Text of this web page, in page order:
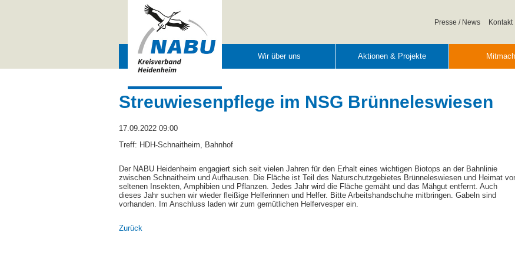
Navigation
Presse / News Kontakt
Navigation
überspringen
Wir über uns Aktionen & Projekte
Streuwiesenpflege im NSG Brünneleswiesen
17.09.2022 09:00
Treff: HDH-Schnaitheim, Bahnhof
Der NABU Heidenheim engagiert sich seit vielen Jahren für den Erhalt eines wichtigen Biotops an der Bahnlinie
zwischen Schnaitheim und Aufhausen. Die Fläche ist Teil des Naturschutzgebietes Brünneleswiesen und Heimat
seltenen Insekten, Amphibien und Pflanzen. Jedes Jahr wird die Fläche gemäht und das Mähgut entfernt. Auch
dieses Jahr suchen wir wieder fleißige Helferinnen und Helfer. Bitte Arbeitshandschuhe mitbringen. Gabeln sind
vorhanden. Im Anschluss laden wir zum gemütlichen Helfervesper ein.
Zurück